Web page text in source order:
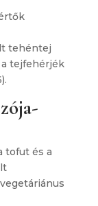
tehéntej
tejfehérjék
tofut és a